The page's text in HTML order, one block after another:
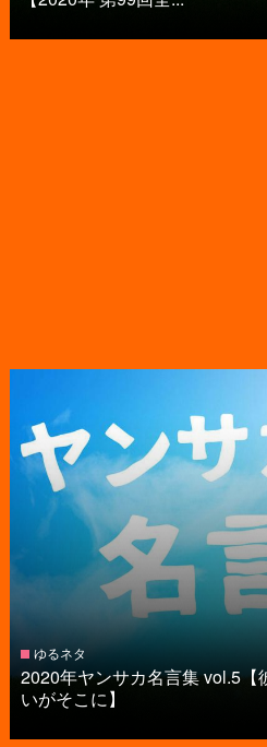
ゆるネタ
2020年ヤンサカ名言集 vol.5
いがそこに】